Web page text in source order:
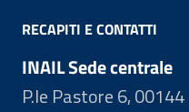
RECAPITI E CONTATTI
INAIL Sede centrale
P.le Pastore 6,